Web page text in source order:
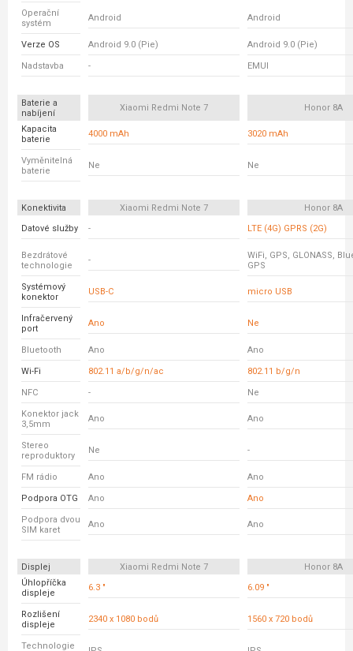
Operační
systém
Android Android
Verze OS Android 9.0 (Pie) Android 9.0 (Pie)
Nadstavba - EMUI
Baterie a
nabíjení
Xiaomi Redmi Note 7 Honor 8A
Kapacita
baterie
4000 mAh 3020 mAh
Vyměnitelná
baterie
Ne Ne
Konektivita Xiaomi Redmi Note 7
Honor 8A
Datové služby
- LTE (4G) GPRS (2G)
Bezdrátové
technologie
-
WiFi, GPS, GLONASS,
GPS
Systémový
konektor
USB-C micro USB
Infračervený
port
Ano Ne
Bluetooth Ano Ano
Wi-Fi 802.11 a/b/g/n/ac 802.11 b/g/n
NFC - Ne
Konektor jack
3,5mm
Ano Ano
Stereo
reproduktory
Ne -
FM rádio Ano Ano
Podpora OTG Ano Ano
Podpora dvou
SIM karet
Ano Ano
Displej Xiaomi Redmi Note 7
Honor 8A
Úhlopříčka
displeje
6.3 " 6.09 "
Rozlišení
displeje
2340 x 1080 bodů 1560 x 720 bodů
Technologie